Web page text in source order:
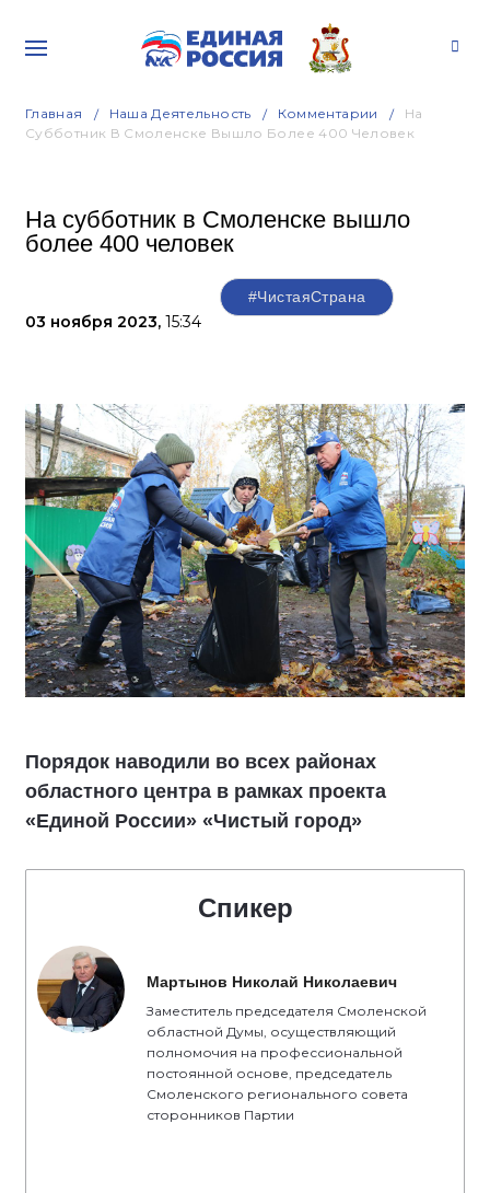
Главная Наша Деятельность Комментарии
На
Субботник В Смоленске Вышло Более 400 Человек
На субботник в Смоленске вышло
более 400 человек
03 ноября 2023, 15:34
#ЧистаяСтрана
Порядок наводили во всех районах
областного центра в рамках проекта
«Единой России» «Чистый город»
Спикер
Мартынов Николай Николаевич
Заместитель председателя Смоленской
областной Думы, осуществляющий
полномочия на профессиональной
постоянной основе, председатель
Смоленского регионального совета
сторонников Партии